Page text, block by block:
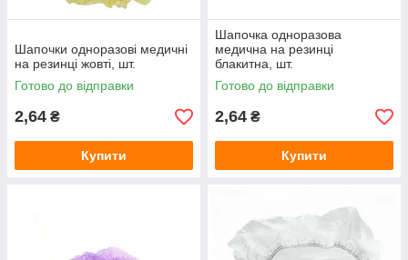
Шапочки одноразові медичні
на резинці жовті, шт.
Готово до відправки
2,64 ₴
Купити
Шапочка одноразова
медична на резинці
блакитна, шт.
Готово до відправки
2,64 ₴
Купити